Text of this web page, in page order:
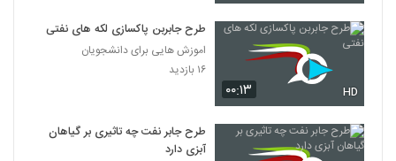
۰۰:۱۳ HD
طرح جابربن پاکسازی لکه های نفتی
اموزش هایی برای دانشجویان
۱۶ بازدید
طرح جابر نفت چه تاثیری بر گیاهان
آبزی دارد